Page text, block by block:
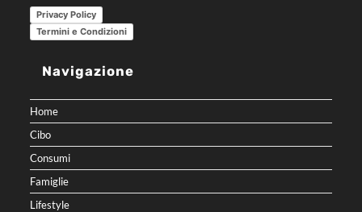
Privacy Policy
Termini e Condizioni
Navigazione
Home
Cibo
Consumi
Famiglie
Lifestyle